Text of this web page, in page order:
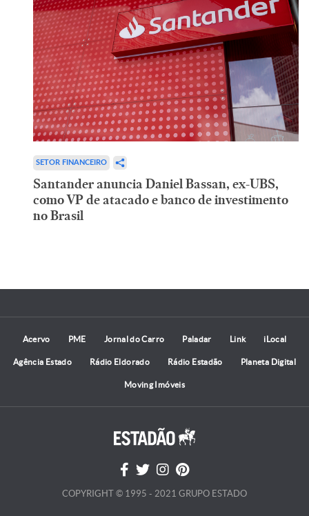
SETOR FINANCEIRO
Santander anuncia Daniel Bassan, ex-UBS,
como VP de atacado e banco de investimento
no Brasil
Acervo PME Jornal do Carro Paladar Link iLocal
Agência Estado Rádio Eldorado Rádio Estadão Planeta Digital
Moving Imóveis
COPYRIGHT © 1995 - 2021 GRUPO ESTADO